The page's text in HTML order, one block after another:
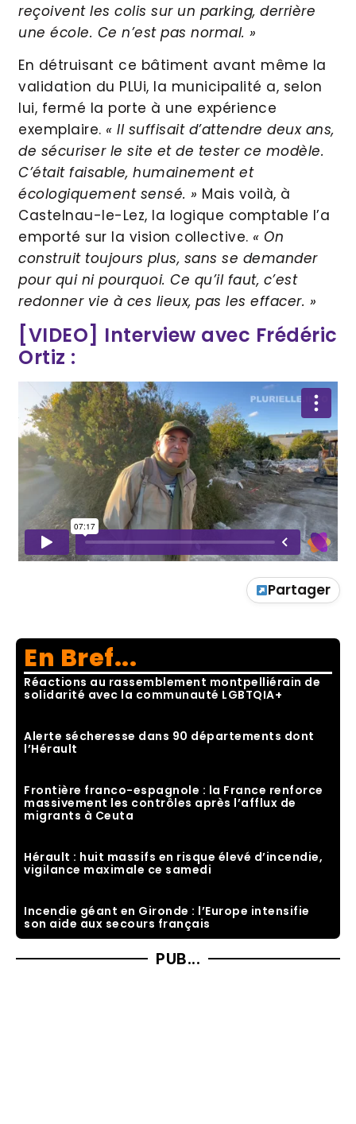
reçoivent les colis sur un parking, derrière
une école. Ce n’est pas normal. »
En détruisant ce bâtiment avant même la
validation du PLUi, la municipalité a, selon
lui, fermé la porte à une expérience
exemplaire. « Il suffisait d’attendre deux ans,
de sécuriser le site et de tester ce modèle.
C’était faisable, humainement et
écologiquement sensé. » Mais voilà, à
Castelnau-le-Lez, la logique comptable l’a
emporté sur la vision collective. « On
construit toujours plus, sans se demander
pour qui ni pourquoi. Ce qu’il faut, c’est
redonner vie à ces lieux, pas les effacer. »
[VIDEO] Interview avec Frédéric
Ortiz :
Partager
En Bref...
Réactions au rassemblement montpelliérain de
solidarité avec la communauté LGBTQIA+
Alerte sécheresse dans 90 départements dont
l’Hérault
Frontière franco-espagnole : la France renforce
massivement les contrôles après l’afflux de
migrants à Ceuta
Hérault : huit massifs en risque élevé d’incendie,
vigilance maximale ce samedi
Incendie géant en Gironde : l’Europe intensifie
son aide aux secours français
PUB...